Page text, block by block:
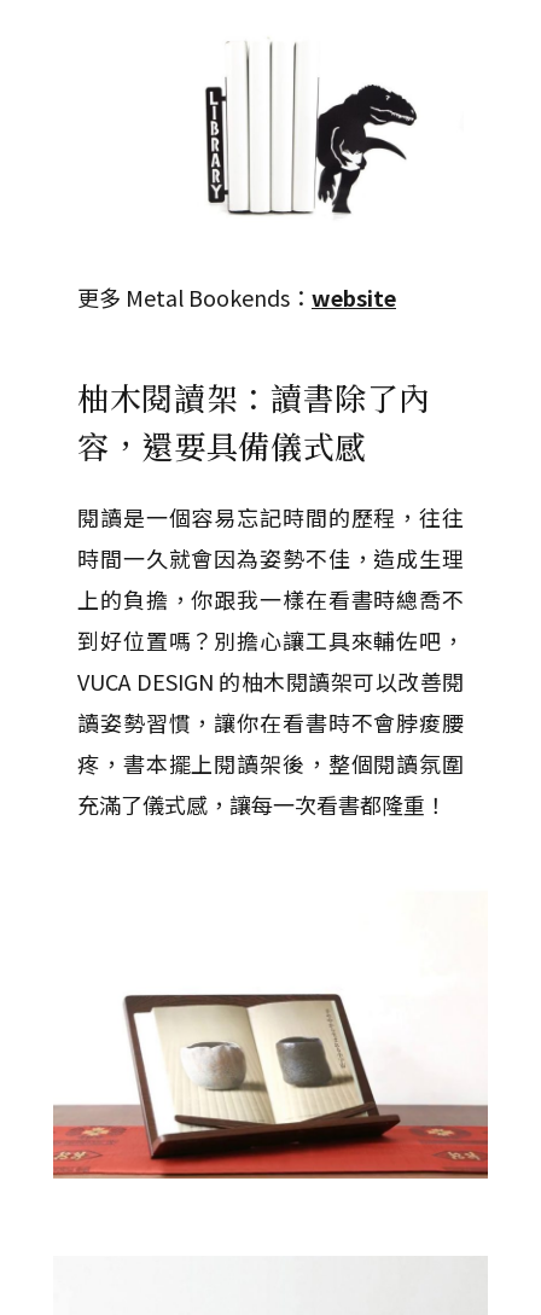
更多 Metal Bookends： website
柚木閱讀架：讀書除了內
容，還要具備儀式感
閱讀是一個容易忘記時間的歷程，往往
時間一久就會因為姿勢不佳，造成生理
上的負擔，你跟我一樣在看書時總喬不
到好位置嗎？別擔心讓工具來輔佐吧，
VUCA DESIGN 的柚木閱讀架可以改善閱
讀姿勢習慣，讓你在看書時不會脖痠腰
疼，書本擺上閱讀架後，整個閱讀氛圍
充滿了儀式感，讓每一次看書都隆重！